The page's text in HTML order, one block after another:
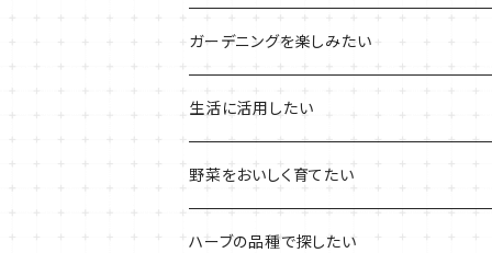
その他のプランターの栽培キット
2021年のハロウィン
2021年のクリスマス
フレッシュハーブ
リラックスしたい時に
シャキッとしたい時に
デトックスに
気分で香りを楽しみたい
料理の定番ハーブ
イタリア料理に
魚料理に
BBQ・肉料理に
ガーデニングを楽しみたい
花を楽しみたい
カラーリーフ
ハーブガーデンづくりに
生活に活用したい
パーティーハーブ
インスタ映えハーブ
野菜をおいしく育てたい
トマトのコンパニオン
ハーブの品種で探したい